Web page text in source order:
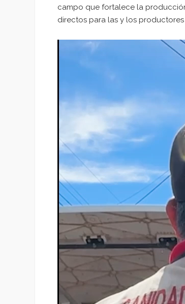
campo que fortalece la
directos para las y los productores
Reproductor